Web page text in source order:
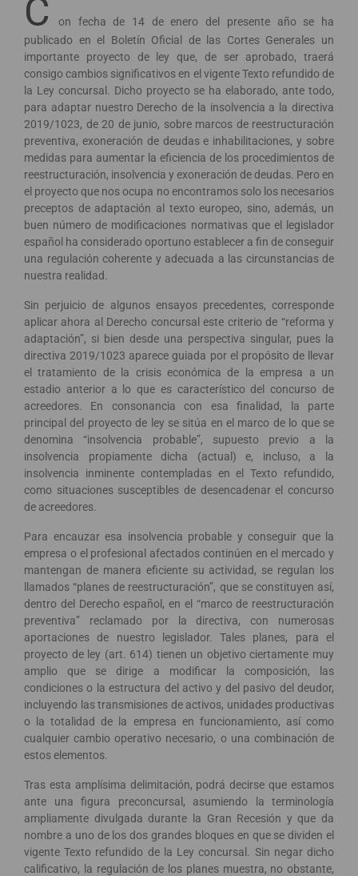
C
on fecha de 14 de enero del presente año se ha
publicado en el Boletín Oficial de las Cortes Generales un
importante proyecto de ley que, de ser aprobado, traerá
consigo cambios significativos en el vigente Texto refundido de
la Ley concursal. Dicho proyecto se ha elaborado, ante todo,
para adaptar nuestro Derecho de la insolvencia a la directiva
2019/1023, de 20 de junio, sobre marcos de reestructuración
preventiva, exoneración de deudas e inhabilitaciones, y sobre
medidas para aumentar la eficiencia de los procedimientos de
reestructuración, insolvencia y exoneración de deudas. Pero en
el proyecto que nos ocupa no encontramos solo los necesarios
preceptos de adaptación al texto europeo, sino, además, un
buen número de modificaciones normativas que el legislador
español ha considerado oportuno establecer a fin de conseguir
una regulación coherente y adecuada a las circunstancias de
nuestra realidad.
Sin perjuicio de algunos ensayos precedentes, corresponde
aplicar ahora al Derecho concursal este criterio de “reforma y
adaptación”, si bien desde una perspectiva singular, pues la
directiva 2019/1023 aparece guiada por el propósito de llevar
el tratamiento de la crisis económica de la empresa a un
estadio anterior a lo que es característico del concurso de
acreedores. En consonancia con esa finalidad, la parte
principal del proyecto de ley se sitúa en el marco de lo que se
denomina “insolvencia probable”, supuesto previo a la
insolvencia propiamente dicha (actual) e, incluso, a la
insolvencia inminente contempladas en el Texto refundido,
como situaciones susceptibles de desencadenar el concurso
de acreedores.
Para encauzar esa insolvencia probable y conseguir que la
empresa o el profesional afectados continúen en el mercado y
mantengan de manera eficiente su actividad, se regulan los
llamados “planes de reestructuración”, que se constituyen así,
dentro del Derecho español, en el “marco de reestructuración
preventiva” reclamado por la directiva, con numerosas
aportaciones de nuestro legislador. Tales planes, para el
proyecto de ley (art. 614) tienen un objetivo ciertamente muy
amplio que se dirige a modificar la composición, las
condiciones o la estructura del activo y del pasivo del deudor,
incluyendo las transmisiones de activos, unidades productivas
o la totalidad de la empresa en funcionamiento, así como
cualquier cambio operativo necesario, o una combinación de
estos elementos.
Tras esta amplísima delimitación, podrá decirse que estamos
ante una figura preconcursal, asumiendo la terminología
ampliamente divulgada durante la Gran Recesión y que da
nombre a uno de los dos grandes bloques en que se dividen el
vigente Texto refundido de la Ley concursal. Sin negar dicho
calificativo, la regulación de los planes muestra, no obstante,